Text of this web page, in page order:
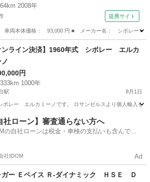
2008年
提携サイト
車両本体価格： 93,000 円 ■ メーカー名： シボレー
その他
ンライン決済】1960年式 シボレー エルカ
ノ
円
1000年
駅 8月1日
ボレー エルカミーノです。 ロサンゼルスより個人輸入を
仲町台駅 その他
社ローン】審査通らない方へ
の自社ローンは税金・車検の支払いも含んでい
社IDOM Ad
ガー Ｅペイス Ｒ‐ダイナミック ＨＳＥ Ｄ